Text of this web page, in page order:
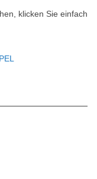
klicken Sie einfach